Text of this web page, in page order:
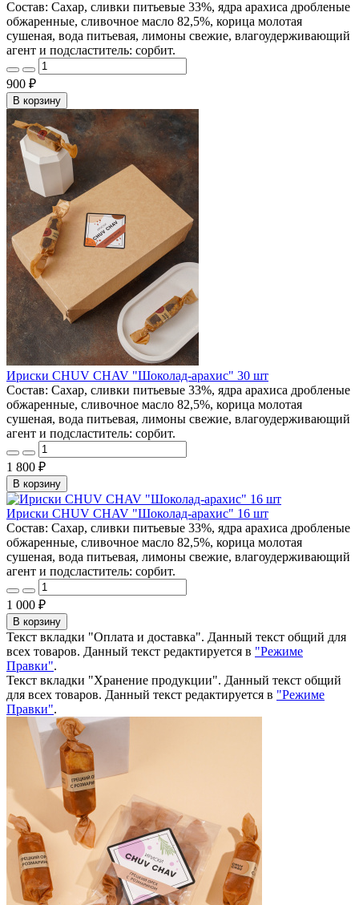
Состав: Сахар, сливки питьевые 33%, ядра арахиса дробленые
обжаренные, сливочное масло 82,5%, корица молотая
сушеная, вода питьевая, лимоны свежие, влагоудерживающий
агент и подсластитель: сорбит.
900 ₽
В корзину
Ириски CHUV CHAV "Шоколад-арахис" 30 шт
Состав: Сахар, сливки питьевые 33%, ядра арахиса дробленые
обжаренные, сливочное масло 82,5%, корица молотая
сушеная, вода питьевая, лимоны свежие, влагоудерживающий
агент и подсластитель: сорбит.
1 800 ₽
В корзину
Ириски CHUV CHAV "Шоколад-арахис" 16 шт
Состав: Сахар, сливки питьевые 33%, ядра арахиса дробленые
обжаренные, сливочное масло 82,5%, корица молотая
сушеная, вода питьевая, лимоны свежие, влагоудерживающий
агент и подсластитель: сорбит.
1 000 ₽
В корзину
Текст вкладки "Оплата и доставка". Данный текст общий для
всех товаров. Данный текст редактируется в "Режиме
Правки".
Текст вкладки "Хранение продукции". Данный текст общий
для всех товаров. Данный текст редактируется в "Режиме
Правки".